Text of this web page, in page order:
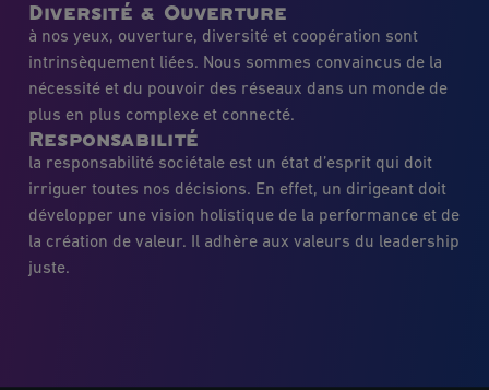
Diversité & Ouverture
à nos yeux, ouverture, diversité et coopération sont
intrinsèquement liées. Nous sommes convaincus de la
nécessité et du pouvoir des réseaux dans un monde de
plus en plus complexe et connecté.
Responsabilité
la responsabilité sociétale est un état d’esprit qui doit
irriguer toutes nos décisions. En effet, un dirigeant doit
développer une vision holistique de la performance et de
la création de valeur. Il adhère aux valeurs du leadership
juste.